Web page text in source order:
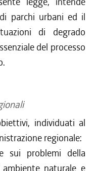
parchi urbani ed il
di degrado
del processo
individuati al
regionale:
sui problemi della
naturale e